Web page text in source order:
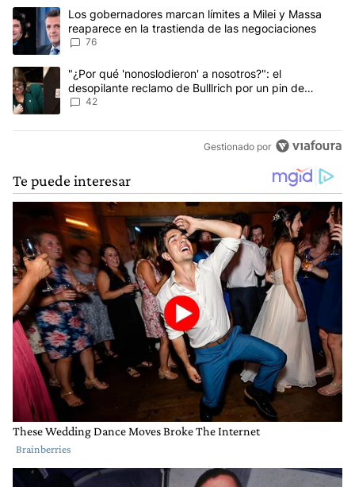
Este listado muestra los artículos con más comentarios en los
Un artículo de tendencia con el título "Los gobernadores marcan
Los gobernadores marcan límites a Milei y Massa
reaparece en la trastienda de las negociaciones
76
Un artículo de tendencia con el título ""¿Por qué 'nonoslodieron'
"¿Por qué 'nonoslodieron' a nosotros?": el
desopilante reclamo de Bulllrich por un pin de
Malvinas
42
Gestionado por